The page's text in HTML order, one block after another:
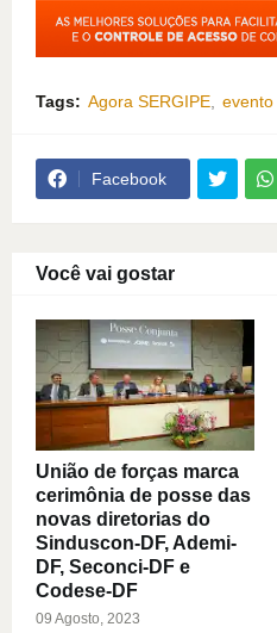
Tags: Agora SERGIPE evento
Facebook
Você vai gostar
União de forças marca
cerimônia de posse das
novas diretorias do
Sinduscon-DF, Ademi-
DF, Seconci-DF e
Codese-DF
09 Agosto, 2023